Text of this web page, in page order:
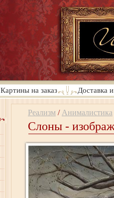
Картины на заказ Доставка
Реализм / Анималистика
Слоны -